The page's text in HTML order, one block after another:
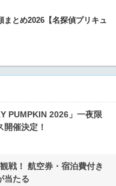
まとめ2026【名探偵プリキュ
PUMPKIN 2026」一夜限
開催決定！
戦！ 航空券・宿泊費付き
当たる